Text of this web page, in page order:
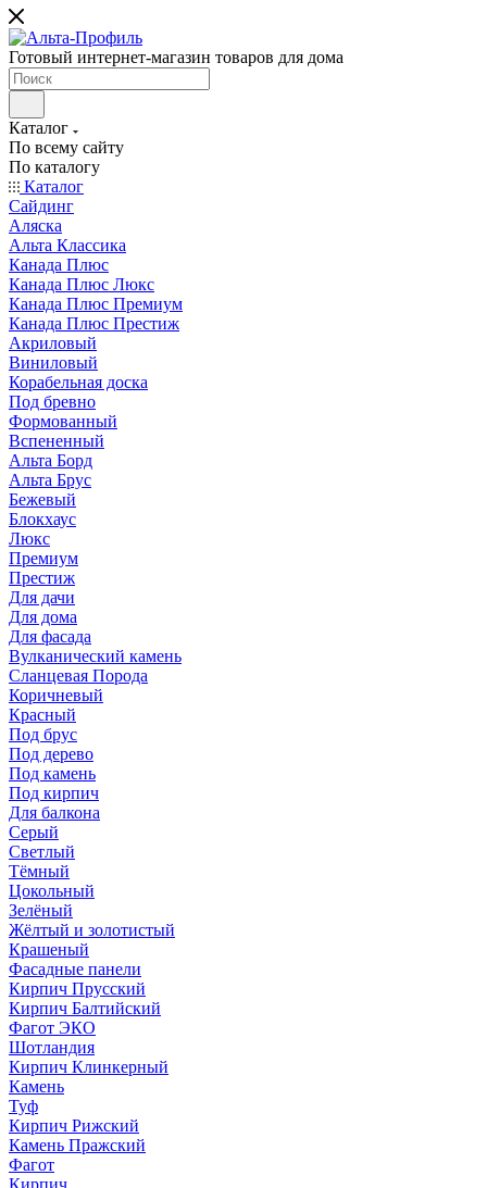
Готовый интернет-магазин товаров для дома
Каталог
По всему сайту
По каталогу
Каталог
Сайдинг
Аляска
Альта Классика
Канада Плюс
Канада Плюс Люкс
Канада Плюс Премиум
Канада Плюс Престиж
Акриловый
Виниловый
Корабельная доска
Под бревно
Формованный
Вспененный
Альта Борд
Альта Брус
Бежевый
Блокхаус
Люкс
Премиум
Престиж
Для дачи
Для дома
Для фасада
Вулканический камень
Сланцевая Порода
Коричневый
Красный
Под брус
Под дерево
Под камень
Под кирпич
Для балкона
Серый
Светлый
Тёмный
Цокольный
Зелёный
Жёлтый и золотистый
Крашеный
Фасадные панели
Кирпич Прусский
Кирпич Балтийский
Фагот ЭКО
Шотландия
Кирпич Клинкерный
Камень
Туф
Кирпич Рижский
Камень Пражский
Фагот
Кирпич